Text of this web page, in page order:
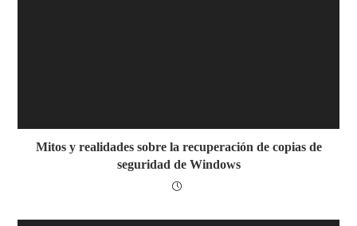
Mitos y realidades sobre la recuperación de copias de
seguridad de Windows